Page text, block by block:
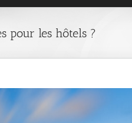
pour les hôtels ?